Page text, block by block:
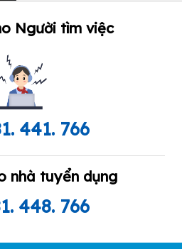
Người tìm việc
441. 766
nhà tuyển dụng
448. 766